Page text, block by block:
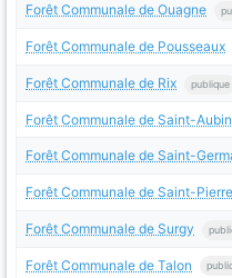
Forêt Communale de Ouagne
Forêt Communale de Pousseaux
Forêt Communale de Rix publique
Forêt Communale de Saint-
Forêt Communale de Saint-
Forêt Communale de Saint-
Forêt Communale de Surgy
Forêt Communale de Talon